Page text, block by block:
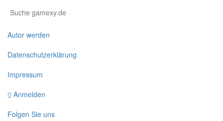
Autor werden
Datenschutzerklärung
Impressum
Anmelden
Folgen Sie uns